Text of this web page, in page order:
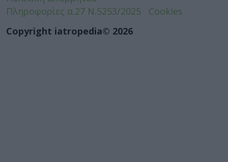
Πληροφορίες α.27 Ν.5253/2025
Cookies
Copyright iatropedia© 2026